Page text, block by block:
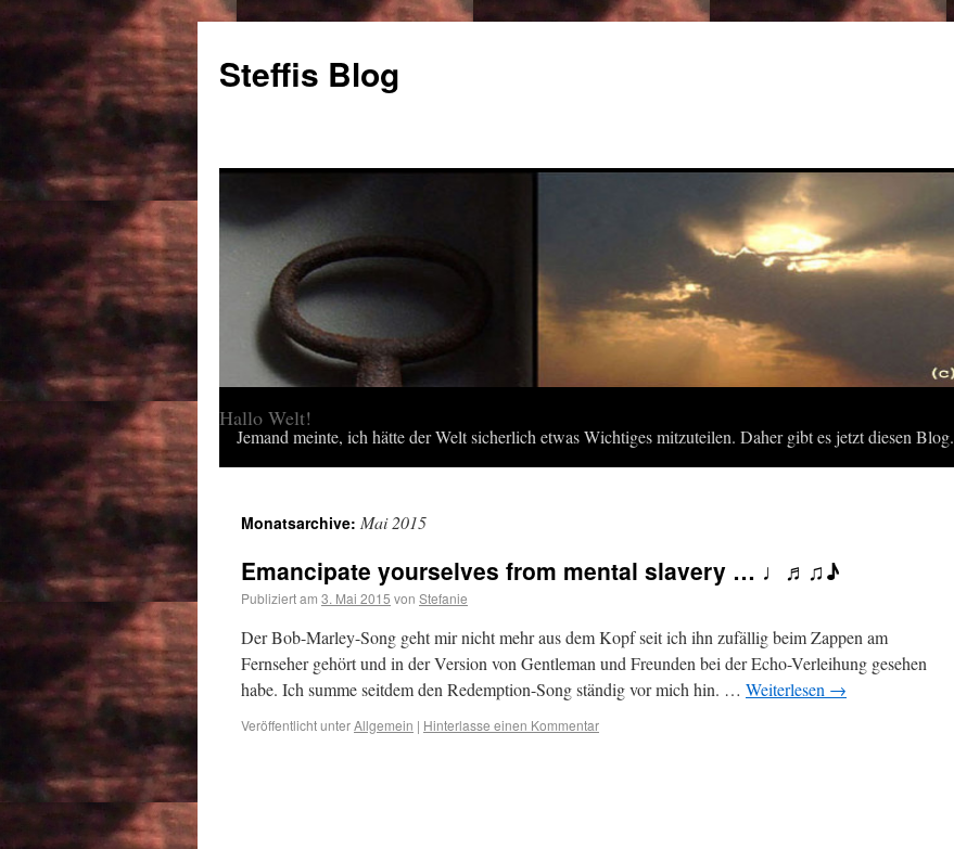
Steffis Blog
Hallo Welt!
Jemand meinte, ich hätte der Welt sicherlich etwas Wichtiges mitzuteilen. Daher gibt es jetzt diesen Blog.
Monatsarchive: Mai 2015
Emancipate yourselves from mental slavery … ♩♬♫♪
Publiziert am 3. Mai 2015 von Stefanie
Der Bob-Marley-Song geht mir nicht mehr aus dem Kopf seit ich ihn zufällig beim Zappen am
Fernseher gehört und in der Version von Gentleman und Freunden bei der Echo-Verleihung gesehen
habe. Ich summe seitdem den Redemption-Song ständig vor mich hin. … Weiterlesen →
Veröffentlicht unterAllgemein | Hinterlasse einen Kommentar